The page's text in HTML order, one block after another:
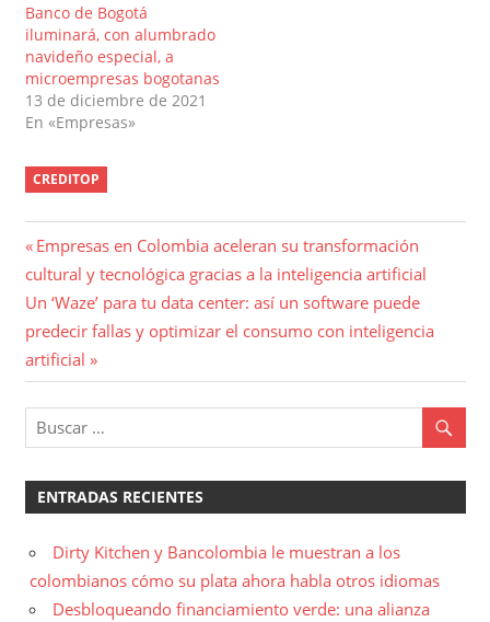
Banco de Bogotá
iluminará, con alumbrado
navideño especial, a
microempresas bogotanas
13 de diciembre de 2021
En «Empresas»
CREDITOP
Navegación
de
entradas
Entrada
anterior:
Empresas en Colombia aceleran su transformación
cultural y tecnológica gracias a la inteligencia artificial
Entrada
siguiente:
Un ‘Waze’ para tu data center: así un software puede
predecir fallas y optimizar el consumo con inteligencia
artificial
ENTRADAS RECIENTES
Dirty Kitchen y Bancolombia le muestran a los
colombianos cómo su plata ahora habla otros idiomas
Desbloqueando financiamiento verde: una alianza